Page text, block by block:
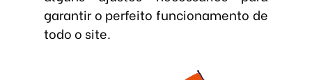
garantir o perfeito funcionamento de
todo o site.